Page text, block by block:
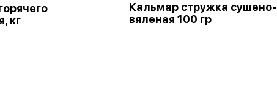
кг
Кальмар стружка сушено-
вяленая 100 гр